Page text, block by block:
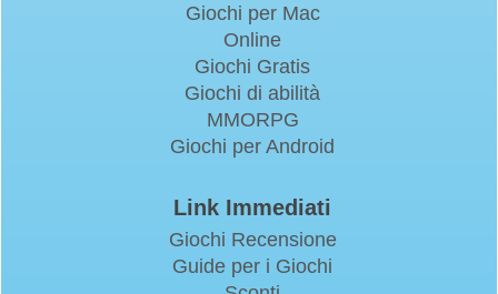
Giochi per Mac
Online
Giochi Gratis
Giochi di abilità
MMORPG
Giochi per Android
Link Immediati
Giochi Recensione
Guide per i Giochi